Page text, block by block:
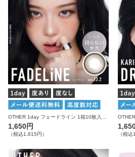
1,650円
（税込1,815円） （税込